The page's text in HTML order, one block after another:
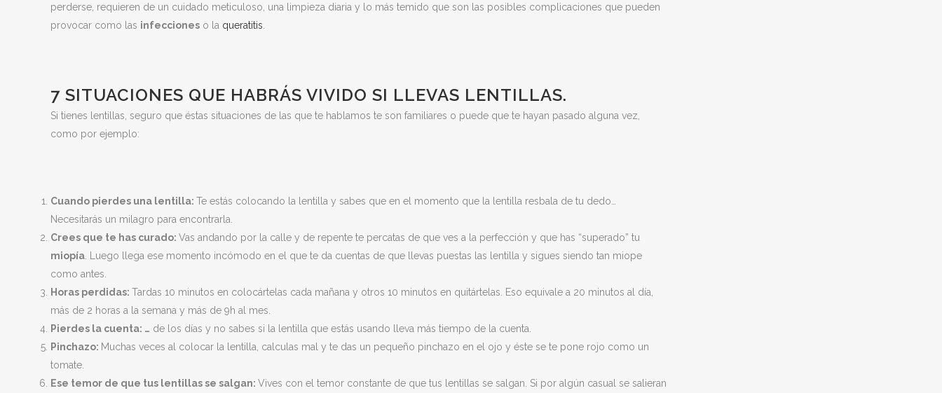
perderse, requieren de un cuidado meticuloso, una limpieza diaria y lo más temido que son las posibles complicaciones que pueden
provocar como las infecciones o la queratitis
7 SITUACIONES QUE HABRÁS VIVIDO SI LLEVAS LENTILLAS.
Si tienes lentillas, seguro que éstas situaciones de las que te hablamos te son familiares o puede que te hayan pasado alguna vez,
como por ejemplo:
Cuando pierdes una lentilla: Te estás colocando la lentilla y sabes que en el momento que la lentilla resbala de tu dedo…
Necesitarás un milagro para encontrarla.
Crees que te has curado: Vas andando por la calle y de repente te percatas de que ves a la perfección y que has “superado” tu
miopía . Luego llega ese momento incómodo en el que te da cuentas de que llevas puestas las lentilla y sigues siendo tan miope
como antes.
Horas perdidas: Tardas 10 minutos en colocártelas cada mañana y otros 10 minutos en quitártelas. Eso equivale a 20 minutos al día,
más de 2 horas a la semana y más de 9h al mes.
Pierdes la cuenta: … de los días y no sabes si la lentilla que estás usando lleva más tiempo de la cuenta.
Pinchazo: Muchas veces al colocar la lentilla, calculas mal y te das un pequeño pinchazo en el ojo y éste se te pone rojo como un
tomate.
Ese temor de que tus lentillas se salgan: Vives con el temor constante de que tus lentillas se salgan. Si por algún casual se salieran